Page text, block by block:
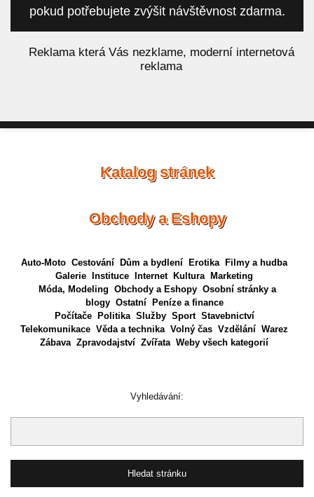
pokud potřebujete zvýšit návštěvnost zdarma.
Reklama která Vás nezklame, moderní internetová
reklama
Katalog stránek
Obchody a Eshopy
Auto-Moto Cestování Dům a bydlení Erotika
Filmy a hudba
Galerie
Instituce Internet Kultura
Marketing
Móda, Modeling Obchody a Eshopy Osobní stránky a
blogy Ostatní
Peníze a finance
Počítače
Politika Služby Sport Stavebnictví
Telekomunikace Věda a technika Volný čas Vzdělání Warez
Zábava Zpravodajství Zvířata Weby všech kategorií
Vyhledávání: